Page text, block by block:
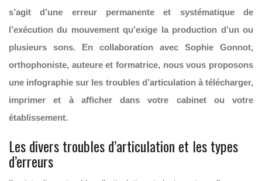
s’agit d’une erreur permanente et systématique de
l’exécution du mouvement qu’exige la production d’un ou
plusieurs sons. En collaboration avec Sophie Gonnot,
orthophoniste, auteure et formatrice, nous vous proposons
une infographie sur les troubles d’articulation à télécharger,
imprimer et à afficher dans votre cabinet ou votre
établissement.
Les divers troubles d’articulation et les types
d’erreurs